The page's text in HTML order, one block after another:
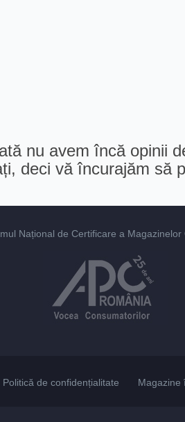
nu avem încă opinii
deci vă încurajăm să
Național de Certificare a
Politică de confidențialitate Magazine